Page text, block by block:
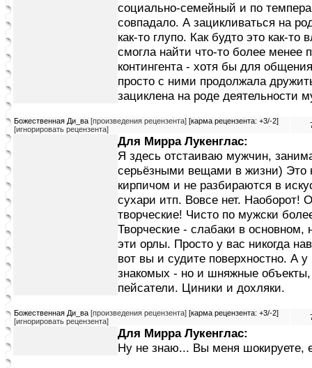
социально-семейный и по
совпадало. А зацикливаться на
как-то глупо. Как будто это как-
смогла найти что-то более менее
контингента - хотя бы для
просто с ними продолжала
зациклена на роде деятельности
Божественная Ди_ва [произведения рецензента] [карма рецензента: +3/-2]
[игнорировать рецензента]
Для Мирра Лукенглас:
Я здесь отстаиваю мужчин,
серьёзными вещами в жизни) Это
кирпичом и не разбираются в
сухари итп. Вовсе нет. Наоборот!
творческие! Чисто по мужски
Творческие - слабаки в
эти орлы. Просто у вас никогда
вот вы и судите поверхностно. А
знакомых - но и шняжные
пейсатели. Циники и дохляки.
Божественная Ди_ва [произведения рецензента] [карма рецензента: +3/-2]
[игнорировать рецензента]
Для Мирра Лукенглас:
Ну не знаю... Вы меня шокируете,